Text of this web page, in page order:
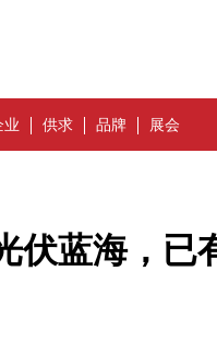
业 供求 品牌 展会
伏蓝海，已